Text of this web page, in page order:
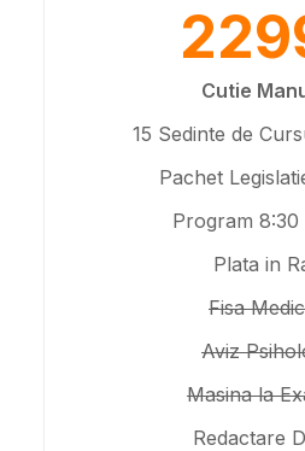
Cutie
15 Sedinte de
Pachet
Program 8:30
Plata in
Fisa
Aviz
Masina la
Redactare